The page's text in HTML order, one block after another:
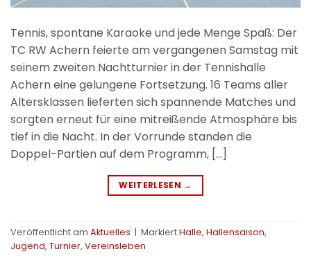
Tennis, spontane Karaoke und jede Menge Spaß: Der
TC RW Achern feierte am vergangenen Samstag mit
seinem zweiten Nachtturnier in der Tennishalle
Achern eine gelungene Fortsetzung. 16 Teams aller
Altersklassen lieferten sich spannende Matches und
sorgten erneut für eine mitreißende Atmosphäre bis
tief in die Nacht. In der Vorrunde standen die
Doppel-Partien auf dem Programm, […]
WEITERLESEN →
Veröffentlicht am Aktuelles | MarkiertHalle, Hallensaison,
Jugend, Turnier, Vereinsleben